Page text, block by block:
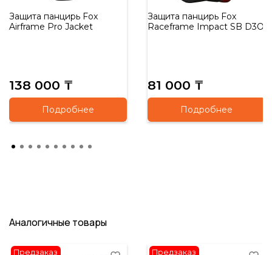
Защита панцирь Fox
Airframe Pro Jacket
138 000 ₸
Подробнее
Защита панцирь Fox
Raceframe Impact SB D3O
81 000 ₸
Подробнее
Аналогичные товары
Предзаказ Предзаказ